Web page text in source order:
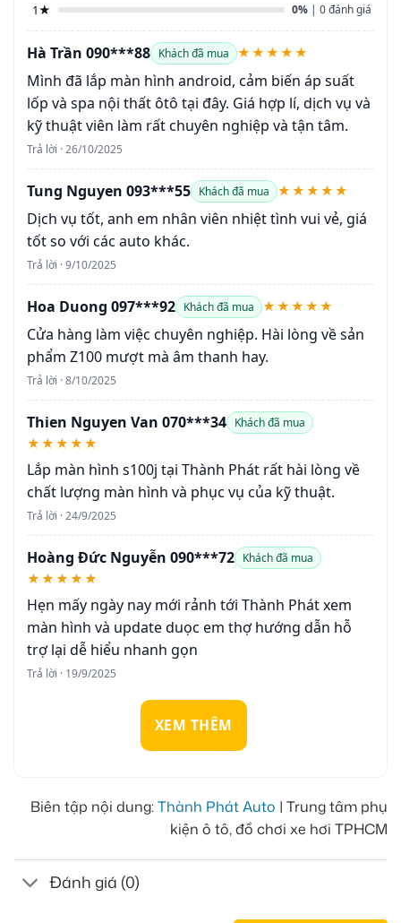
1★ 0% | 0 đánh giá
Hà Trần 090***88 Khách đã mua ★★★★★
Mình đã lắp màn hình android, cảm biến áp suất
lốp và spa nội thất ôtô tại đây. Giá hợp lí, dịch vụ và
kỹ thuật viên làm rất chuyên nghiệp và tận tâm.
Trả lời · 26/10/2025
Tung Nguyen 093***55 Khách đã mua ★★★★★
Dịch vụ tốt, anh em nhân viên nhiệt tình vui vẻ, giá
tốt so với các auto khác.
Trả lời · 9/10/2025
Hoa Duong 097***92 Khách đã mua ★★★★★
Cửa hàng làm việc chuyên nghiệp. Hài lòng về sản
phẩm Z100 mượt mà âm thanh hay.
Trả lời · 8/10/2025
Thien Nguyen Van 070***34 Khách đã mua
★★★★★
Lắp màn hình s100j tại Thành Phát rất hài lòng về
chất lượng màn hình và phục vụ của kỹ thuật.
Trả lời · 24/9/2025
Hoàng Đức Nguyễn 090***72 Khách đã mua
★★★★★
Hẹn mấy ngày nay mới rảnh tới Thành Phát xem
màn hình và update duọc em thợ hướng dẫn hỗ
trợ lại dễ hiểu nhanh gọn
Trả lời · 19/9/2025
XEM THÊM
Biên tập nội dung:Thành Phát Auto | Trung tâm phụ
kiện ô tô, đồ chơi xe hơi TPHCM
Đánh giá (0)